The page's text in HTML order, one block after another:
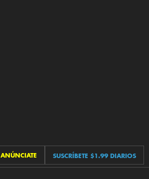
ANÚNCIATE SUSCRÍBETE $1.99 DIARIOS